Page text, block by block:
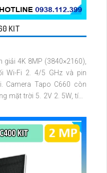
KIT
4K 8MP (3840×2160),
Wi-Fi 2. 4/5 GHz và pin
Camera Tapo C660 còn
mặt trời 5. 2V 2. 5W, tích